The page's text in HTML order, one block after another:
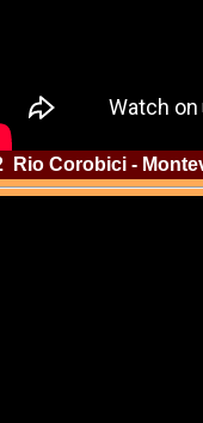
Corobici -